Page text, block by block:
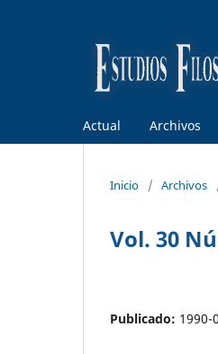
Actual Archivos
Inicio / Archivos
Vol. 30
Publicado: 1990-